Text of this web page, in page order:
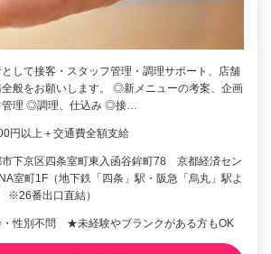
して接客・スタッフ管理・調理サポート、店舗
般をお願いします。 ◎新メニューの考案、企画
理 ◎調理、仕込み ◎接…
円以上＋交通費全額支給
市下京区四条室町東入函谷鉾町78 京都経済セン
室町1F（地下鉄「四条」駅・阪急「烏丸」駅よ
※26番出口直結）
・性別不問 ★未経験やブランクがある方もOK